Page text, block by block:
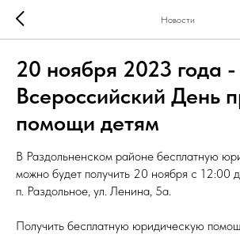
Новости
20 ноября 2023 года -
Всероссийский День
помощи детям
В Раздольненском районе бесплатную
можно будет получить 20 ноября с 12:00
п. Раздольное, ул. Ленина, 5а.
Получить бесплатную юридическую